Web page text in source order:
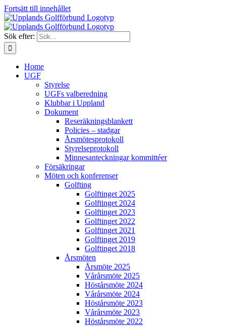
Fortsätt till innehållet
Sök efter:
Home
UGF
Styrelse
UGFs valberedning
Klubbar i Uppland
Dokument
Reseräkningsblankett
Policies – stadgar
Årsmötesprotokoll
Styrelseprotokoll
Minnesanteckningar kommittéer
Försäkringar
Möten och konferenser
Golfting
Golftinget 2025
Golftinget 2024
Golftinget 2023
Golftinget 2022
Golftinget 2021
Golftinget 2019
Golftinget 2018
Årsmöten
Årsmöte 2025
Vårårsmöte 2025
Höstårsmöte 2024
Vårårsmöte 2024
Höstårsmöte 2023
Vårårsmöte 2023
Höstårsmöte 2022